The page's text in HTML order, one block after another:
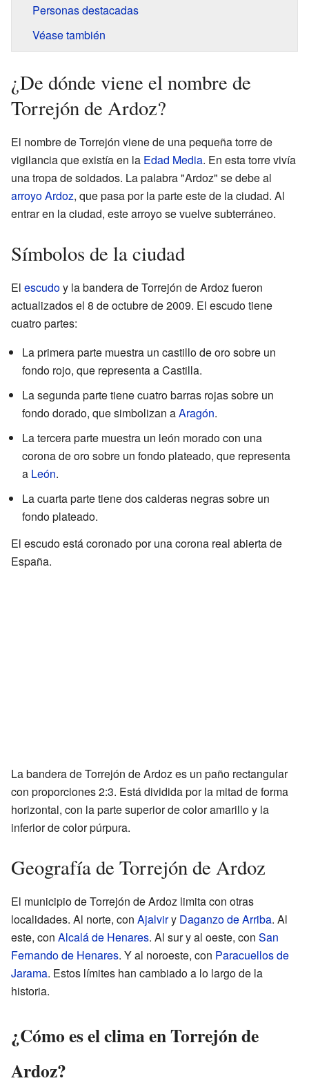
Personas destacadas
Véase también
¿De dónde viene el nombre de
Torrejón de Ardoz?
El nombre de Torrejón viene de una pequeña torre de
vigilancia que existía en la Edad Media. En esta torre vivía
una tropa de soldados. La palabra "Ardoz" se debe al
arroyo Ardoz, que pasa por la parte este de la ciudad. Al
entrar en la ciudad, este arroyo se vuelve subterráneo.
Símbolos de la ciudad
El escudoy la bandera de Torrejón de Ardoz fueron
actualizados el 8 de octubre de 2009. El escudo tiene
cuatro partes:
La primera parte muestra un castillo de oro sobre un
fondo rojo, que representa a Castilla.
La segunda parte tiene cuatro barras rojas sobre un
fondo dorado, que simbolizan aAragón.
La tercera parte muestra un león morado con una
corona de oro sobre un fondo plateado, que representa
a León.
La cuarta parte tiene dos calderas negras sobre un
fondo plateado.
El escudo está coronado por una corona real abierta de
España.
La bandera de Torrejón de Ardoz es un paño rectangular
con proporciones 2:3. Está dividida por la mitad de forma
horizontal, con la parte superior de color amarillo y la
inferior de color púrpura.
Geografía de Torrejón de Ardoz
El municipio de Torrejón de Ardoz limita con otras
localidades. Al norte, con Ajalviry Daganzo de Arriba. Al
este, con Alcalá de Henares. Al sur y al oeste, con San
Fernando de Henares. Y al noroeste, con Paracuellos de
Jarama. Estos límites han cambiado a lo largo de la
historia.
¿Cómo es el clima en Torrejón de
Ardoz?